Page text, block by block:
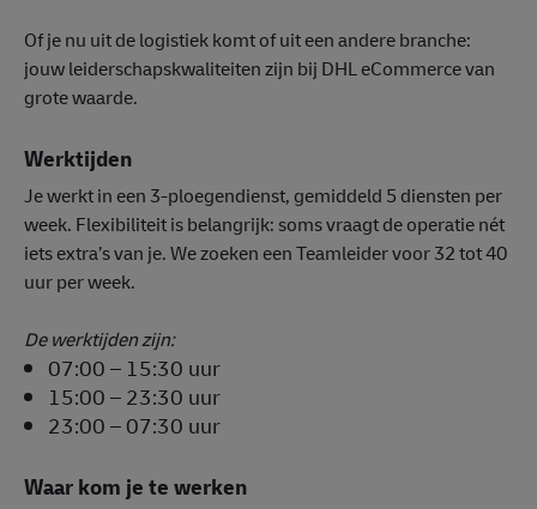
Of je nu uit de logistiek komt of uit een andere branche:
jouw leiderschapskwaliteiten zijn bij DHL eCommerce van
grote waarde.
Werktijden
Je werkt in een 3-ploegendienst, gemiddeld 5 diensten per
week. Flexibiliteit is belangrijk: soms vraagt de operatie nét
iets extra’s van je. We zoeken een Teamleider voor 32 tot 40
uur per week.
De werktijden zijn:
07:00 – 15:30 uur
15:00 – 23:30 uur
23:00 – 07:30 uur
Waar kom je te werken